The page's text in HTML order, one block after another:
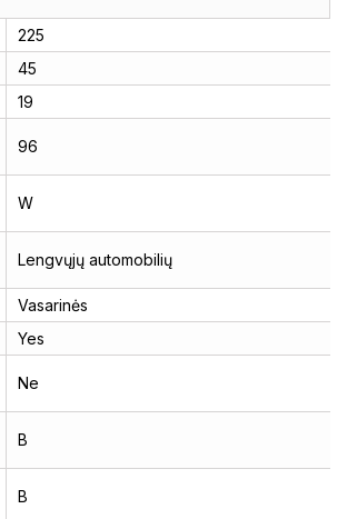
225
45
19
96
W
Lengvųjų automobilių
Vasarinės
Yes
Ne
B
B